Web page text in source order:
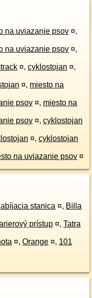
na uviazanie psov ¤,
na uviazanie psov ¤,
¤, cyklostojan ¤,
¤, miesto na
psov ¤, miesto na
psov ¤, cyklostojan
¤, cyklostojan
na uviazanie psov ¤
stanica ¤, Billa
prístup ¤, Tatra
¤, Orange ¤, 101